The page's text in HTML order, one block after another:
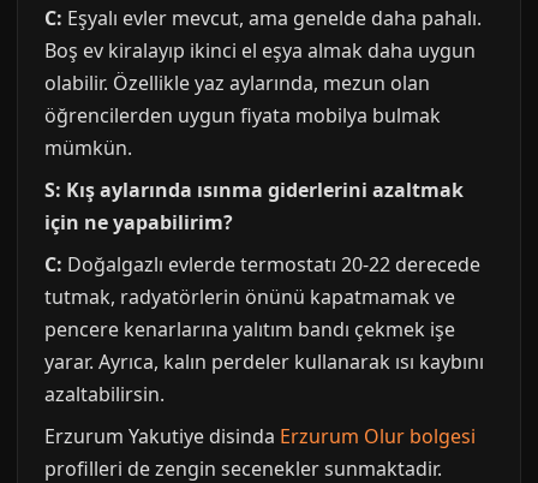
C: Eşyalı evler mevcut, ama genelde daha pahalı.
Boş ev kiralayıp ikinci el eşya almak daha uygun
olabilir. Özellikle yaz aylarında, mezun olan
öğrencilerden uygun fiyata mobilya bulmak
mümkün.
S: Kış aylarında ısınma giderlerini azaltmak
için ne yapabilirim?
C: Doğalgazlı evlerde termostatı 20-22 derecede
tutmak, radyatörlerin önünü kapatmamak ve
pencere kenarlarına yalıtım bandı çekmek işe
yarar. Ayrıca, kalın perdeler kullanarak ısı kaybını
azaltabilirsin.
Erzurum Yakutiye disinda Erzurum Olur bolgesi
profilleri de zengin secenekler sunmaktadir.